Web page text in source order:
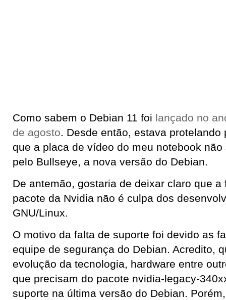
Como sabem o Debian 11 foi lançado no
de agosto. Desde então, estava protelando
que a placa de vídeo do meu notebook
pelo Bullseye, a nova versão do Debian.
De antemão, gostaria de deixar claro que a
pacote da Nvidia não é culpa dos
GNU/Linux.
O motivo da falta de suporte foi devido as
equipe de segurança do Debian. Acredito,
evolução da tecnologia, hardware entre
que precisam do pacote nvidia-legacy-
suporte na última versão do Debian.